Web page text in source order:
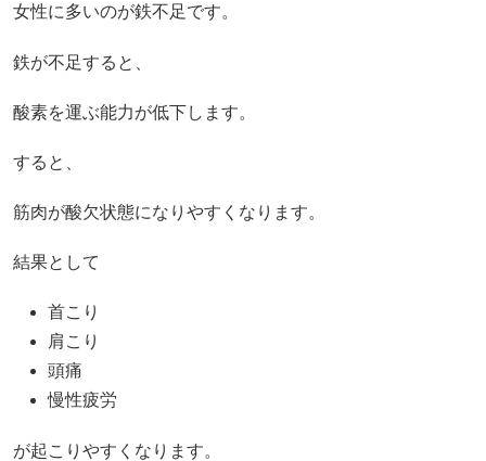
女性に多いのが鉄不足です。
鉄が不足すると、
酸素を運ぶ能力が低下します。
すると、
筋肉が酸欠状態になりやすくなります。
結果として
首こり
肩こり
頭痛
慢性疲労
が起こりやすくなります。